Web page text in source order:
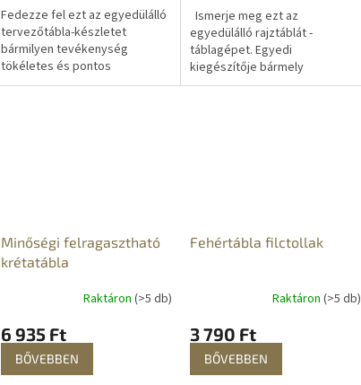
E
Fedezze fel ezt az egyedülálló
tervezőtábla-készletet
bármilyen tevékenység
tökéletes és pontos
megtervezéséhez. Nem
Ismerje meg ezt az
egyedülálló rajztáblát -
táblagépet. Egyedi
kiegészítője bármely
otthonnak, műhelynek vagy
Minőségi felragasztható
krétatábla
Raktáron (>5 db)
6 935 Ft
BŐVEBBEN
Fehértábla filctollak
Raktáron (>5 db)
3 790 Ft
BŐVEBBEN